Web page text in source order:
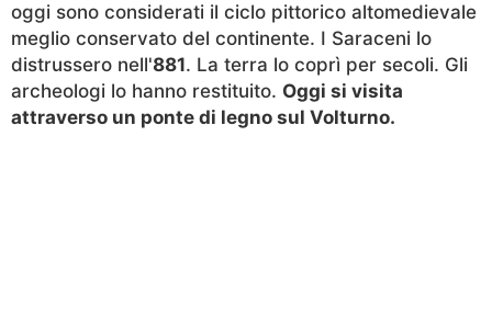
oggi sono considerati il ciclo pittorico altomedievale
meglio conservato del continente. I Saraceni lo
distrussero nell'881. La terra lo coprì per secoli. Gli
archeologi lo hanno restituito. Oggi si visita
attraverso un ponte di legno sul Volturno.